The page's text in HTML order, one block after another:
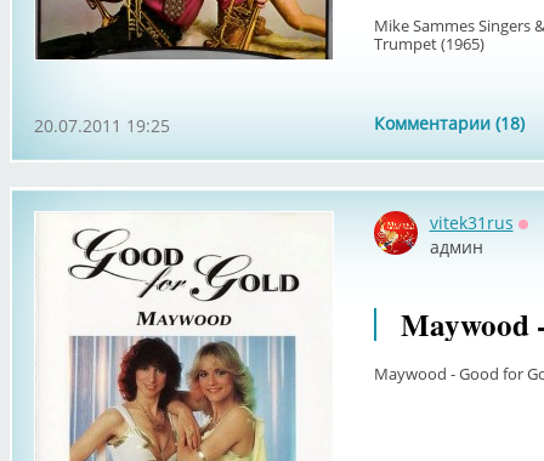
Mike Sammes Singers
Trumpet (1965)
Комментарии (18)
20.07.2011 19:25
vitek31rus
админ
Maywood
Maywood - Good for